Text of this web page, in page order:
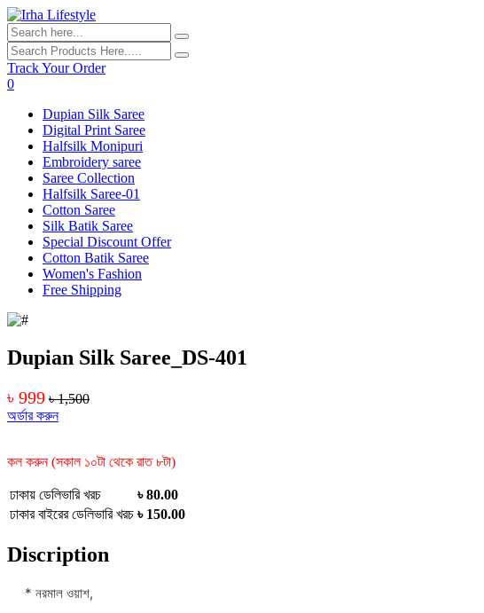
Track Your Order
0
Dupian Silk Saree
Digital Print Saree
Halfsilk Monipuri
Embroidery saree
Saree Collection
Halfsilk Saree-01
Cotton Saree
Silk Batik Saree
Special Discount Offer
Cotton Batik Saree
Women's Fashion
Free Shipping
Dupian Silk Saree_DS-401
৳ 999 ৳ 1,500
অর্ডার করুন
কল করুন (সকাল ১০টা থেকে রাত ৮টা)
ঢাকায় ডেলিভারি খরচ
৳ 80.00
ঢাকার বাইরের ডেলিভারি খরচ ৳ 150.00
Discription
* নরমাল ওয়াশ,